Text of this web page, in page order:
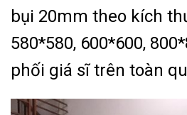
bụi 20mm theo kích
580*580, 600*600,
phối giá sĩ trên toàn